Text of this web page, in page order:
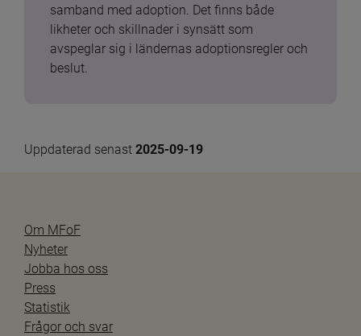
samband med adoption. Det finns både
likheter och skillnader i synsätt som
avspeglar sig i ländernas adoptionsregler och
beslut.
Uppdaterad senast 2025-09-19
Om MFoF
Nyheter
Jobba hos oss
Press
Statistik
Frågor och svar